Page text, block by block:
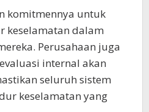
komitmennya untuk
keselamatan dalam
Perusahaan juga
internal akan
seluruh sistem
keselamatan yang